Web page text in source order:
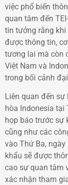
việc phổ biến
quan tâm đến
tin tưởng rằng
được thông tin,
tương lai mà còn
Việt Nam và
trong bối cảnh
Liên quan đến sự
hòa Indonesia tại
họp báo trước sự
cũng như các
vào Thứ Ba,
khẩu sẽ được
cao sự quan tâm
xác nhận tham